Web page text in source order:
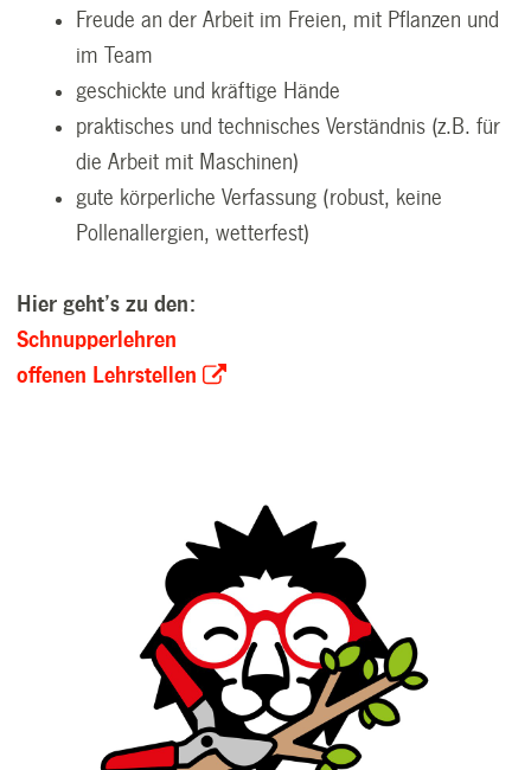
Freude an der Arbeit im Freien, mit Pflanzen und
im Team
geschickte und kräftige Hände
praktisches und technisches Verständnis (z.B. für
die Arbeit mit Maschinen)
gute körperliche Verfassung (robust, keine
Pollenallergien, wetterfest)
Hier geht’s zu den:
Schnupperlehren
offenen Lehrstellen